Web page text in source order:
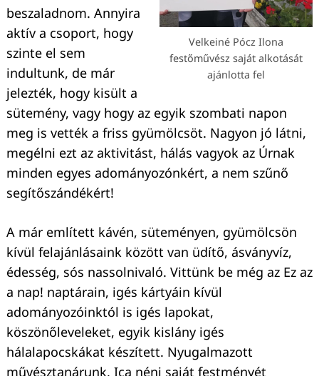
Velkeiné Pócz Ilona
festőművész saját alkotását
ajánlotta fel
beszaladnom. Annyira
aktív a csoport, hogy
szinte el sem
indultunk, de már
jelezték, hogy kisült a
sütemény, vagy hogy az egyik szombati napon
meg is vették a friss gyümölcsöt. Nagyon jó látni,
megélni ezt az aktivitást, hálás vagyok az Úrnak
minden egyes adományozónkért, a nem szűnő
segítőszándékért!
A már említett kávén, süteményen, gyümölcsön
kívül felajánlásaink között van üdítő, ásványvíz,
édesség, sós nassolnivaló. Vittünk be még az Ez az
a nap! naptárain, igés kártyáin kívül
adományozóinktól is igés lapokat,
köszönőleveleket, egyik kislány igés
hálalapocskákat készített. Nyugalmazott
művésztanárunk, Ica néni saját festményét